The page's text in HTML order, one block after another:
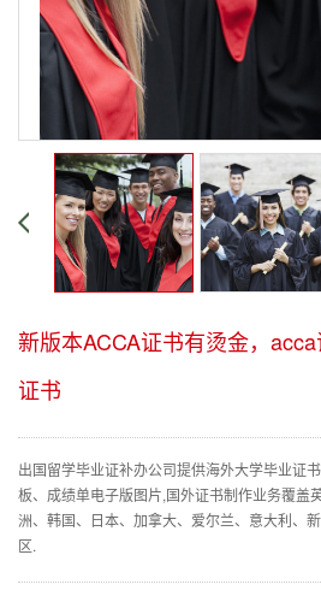
新版本ACCA证书有烫金，
证书
出国留学毕业证补办公司提供海外大学毕业证
板、成绩单电子版图片,国外证书制作业务覆盖
洲、韩国、日本、加拿大、爱尔兰、意大利、
区.